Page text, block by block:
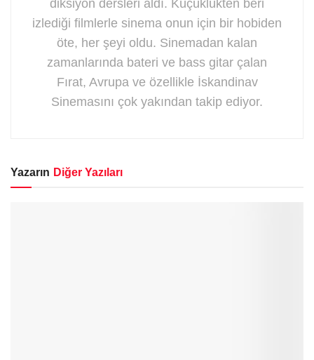
diksiyon dersleri aldı. Küçüklükten beri
izlediği filmlerle sinema onun için bir hobiden
öte, her şeyi oldu. Sinemadan kalan
zamanlarında bateri ve bass gitar çalan
Fırat, Avrupa ve özellikle İskandinav
Sinemasını çok yakından takip ediyor.
Yazarın Diğer Yazıları